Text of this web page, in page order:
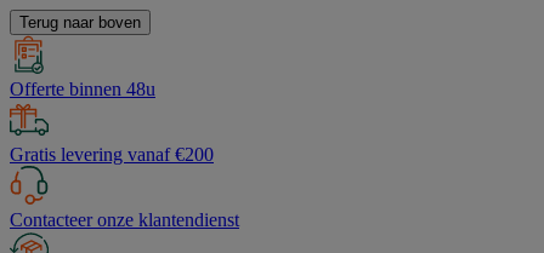
Terug naar boven
Offerte binnen 48u
Gratis levering vanaf €200
Contacteer onze klantendienst